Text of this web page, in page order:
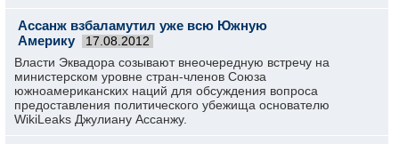
Ассанж взбаламутил уже всю Южную
Америку
17.08.2012
Власти Эквадора созывают внеочередную встречу на
министерском уровне стран-членов Союза
южноамериканских наций для обсуждения вопроса
предоставления политического убежища основателю
WikiLeaks Джулиану Ассанжу.